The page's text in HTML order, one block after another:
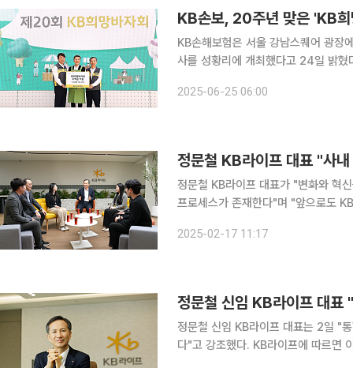
KB손보, 20주년 맞은 'KB
KB손해보험은 서울 강남스퀘어 광장
사를 성황리에 개최했다고 24일 밝혔다. 이번 행사는 KB손보 임직원 등이 자발적으로 기부
2025-06-25 06:00
정문철 KB라이프 대표 "사
정문철 KB라이프 대표가 "변화와 혁
프로세스가 존재한다"며 "앞으로도
2025-02-17 11:17
정문철 신임 KB라이프 대표
정문철 신임 KB라이프 대표는 2일 "
다"고 강조했다. KB라이프에 따르면 이날 서울 역삼동 KB라이프타워에서 공식 취임한 청 대표는 취